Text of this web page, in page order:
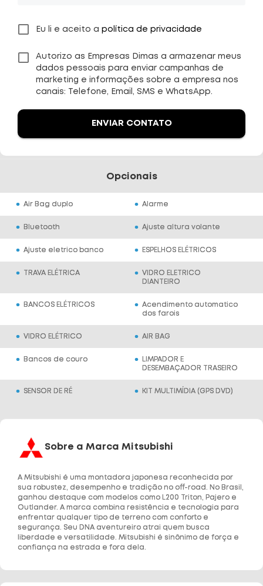
Eu li e aceito a política de privacidade
Autorizo as Empresas Dimas a armazenar meus
dados pessoais para enviar campanhas de
marketing e informações sobre a empresa nos
canais: Telefone, Email, SMS e WhatsApp.
ENVIAR CONTATO
Opcionais
Air Bag duplo Alarme
Bluetooth Ajuste altura volante
Ajuste eletrico banco ESPELHOS ELÉTRICOS
TRAVA ELÉTRICA
VIDRO ELETRICO
DIANTEIRO
BANCOS ELÉTRICOS
Acendimento automatico
dos farois
VIDRO ELÉTRICO AIR BAG
Bancos de couro
LIMPADOR E
DESEMBAÇADOR TRASEIRO
SENSOR DE RÉ KIT MULTIMÍDIA (GPS DVD)
Sobre a Marca Mitsubishi
A Mitsubishi é uma montadora japonesa reconhecida por
sua robustez, desempenho e tradição no off-road. No Brasil,
ganhou destaque com modelos como L200 Triton, Pajero e
Outlander. A marca combina resistência e tecnologia para
enfrentar qualquer tipo de terreno com conforto e
segurança. Seu DNA aventureiro atrai quem busca
liberdade e versatilidade. Mitsubishi é sinônimo de força e
confiança na estrada e fora dela.